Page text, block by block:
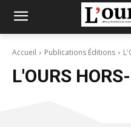
Accueil Publications Éditions
L'OURS